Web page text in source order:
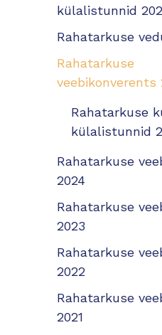
külalistunnid
Rahatarkuse
Rahatarkuse
veebikonverents
Rahatarkuse
külalistunnid
Rahatarkuse
2024
Rahatarkuse
2023
Rahatarkuse
2022
Rahatarkuse
2021